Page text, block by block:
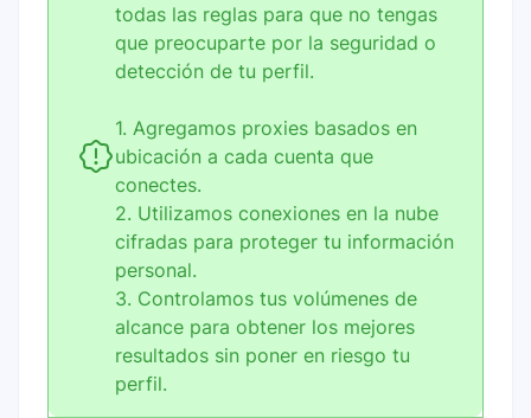
todas las reglas para que no tengas
que preocuparte por la seguridad o
detección de tu perfil.
1. Agregamos proxies basados en
ubicación a cada cuenta que
conectes.
2. Utilizamos conexiones en la nube
cifradas para proteger tu información
personal.
3. Controlamos tus volúmenes de
alcance para obtener los mejores
resultados sin poner en riesgo tu
perfil.